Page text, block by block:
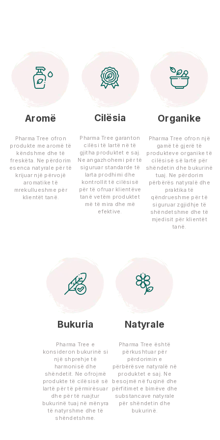
Aromë
Pharma Tree ofron
produkte me aromë të
këndshme dhe të
freskëta. Ne përdorim
esenca natyrale për të
krijuar një përvojë
aromatike të
mrekullueshme për
klientët tanë.
Cilësia
Pharma Tree garanton
cilësi të lartë në të
gjitha produktet e saj.
Ne angazhohemi për të
siguruar standarde të
larta prodhimi dhe
kontrollit të cilësisë
për të ofruar klientëve
tanë vetëm produktet
më të mira dhe më
efektive.
Organike
Pharma Tree ofron një
gamë të gjerë të
produkteve organike të
cilësisë së lartë për
shëndetin dhe bukurinë
tuaj. Ne përdorim
përbërës natyralë dhe
praktika të
qëndrueshme për të
siguruar zgjidhje të
shëndetshme dhe të
mjedisit për klientët
tanë.
Bukuria
Pharma Tree e
konsideron bukurinë si
një shprehje të
harmonisë dhe
shëndetit. Ne ofrojmë
produkte të cilësisë së
lartë për të përmirësuar
dhe për të ruajtur
bukurinë tuaj në mënyra
të natyrshme dhe të
shëndetshme.
Natyrale
Pharma Tree është
përkushtuar për
përdorimin e
përbërësve natyralë në
produktet e saj. Ne
besojmë në fuqinë dhe
përfitimet e bimëve dhe
substancave natyrale
për shëndetin dhe
bukurinë.